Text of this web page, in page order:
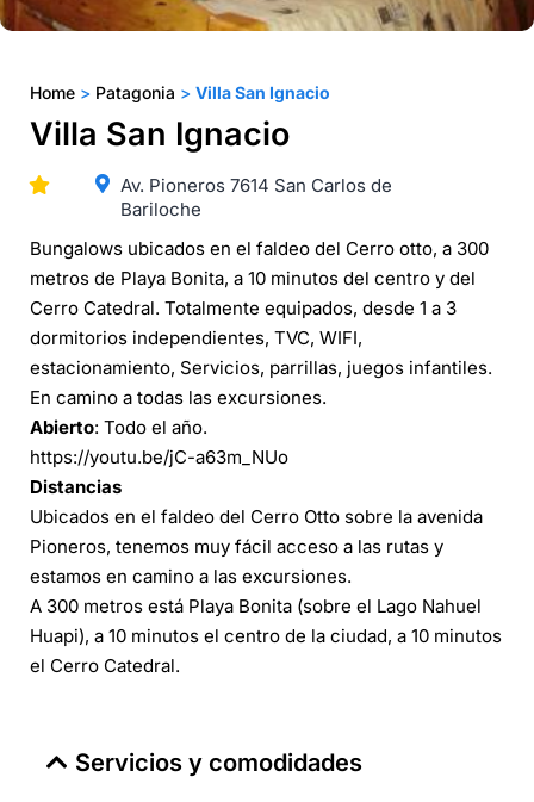
Home > Patagonia > Villa San Ignacio
Villa San Ignacio
Av. Pioneros 7614 San Carlos de
Bariloche
Bungalows ubicados en el faldeo del Cerro otto, a 300
metros de Playa Bonita, a 10 minutos del centro y del
Cerro Catedral. Totalmente equipados, desde 1 a 3
dormitorios independientes, TVC, WIFI,
estacionamiento, Servicios, parrillas, juegos infantiles.
En camino a todas las excursiones.
Abierto: Todo el año.
https://youtu.be/jC-a63m_NUo
Distancias
Ubicados en el faldeo del Cerro Otto sobre la avenida
Pioneros, tenemos muy fácil acceso a las rutas y
estamos en camino a las excursiones.
A 300 metros está Playa Bonita (sobre el Lago Nahuel
Huapi), a 10 minutos el centro de la ciudad, a 10 minutos
el Cerro Catedral.
Servicios y comodidades